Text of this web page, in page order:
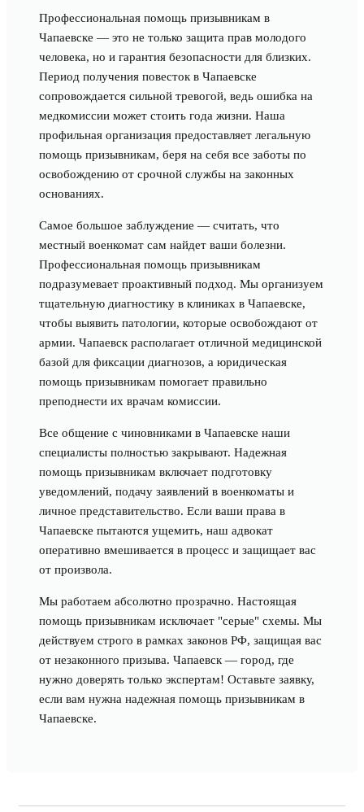
Профессиональная помощь призывникам в
Чапаевске — это не только защита прав молодого
человека, но и гарантия безопасности для близких.
Период получения повесток в Чапаевске
сопровождается сильной тревогой, ведь ошибка на
медкомиссии может стоить года жизни. Наша
профильная организация предоставляет легальную
помощь призывникам, беря на себя все заботы по
освобождению от срочной службы на законных
основаниях.
Самое большое заблуждение — считать, что
местный военкомат сам найдет ваши болезни.
Профессиональная помощь призывникам
подразумевает проактивный подход. Мы организуем
тщательную диагностику в клиниках в Чапаевске,
чтобы выявить патологии, которые освобождают от
армии. Чапаевск располагает отличной медицинской
базой для фиксации диагнозов, а юридическая
помощь призывникам помогает правильно
преподнести их врачам комиссии.
Все общение с чиновниками в Чапаевске наши
специалисты полностью закрывают. Надежная
помощь призывникам включает подготовку
уведомлений, подачу заявлений в военкоматы и
личное представительство. Если ваши права в
Чапаевске пытаются ущемить, наш адвокат
оперативно вмешивается в процесс и защищает вас
от произвола.
Мы работаем абсолютно прозрачно. Настоящая
помощь призывникам исключает "серые" схемы. Мы
действуем строго в рамках законов РФ, защищая вас
от незаконного призыва. Чапаевск — город, где
нужно доверять только экспертам! Оставьте заявку,
если вам нужна надежная помощь призывникам в
Чапаевске.